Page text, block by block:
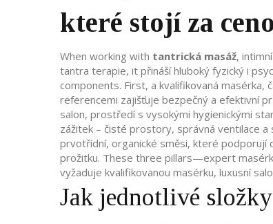
které stojí za
When working with tantrická masáž,
tantra terapie, it přináší hluboký fyzický i
components. First, a kvalifikovaná masérka,
referencemi zajišťuje bezpečný a efektivní
salon, prostředí s vysokými hygienickými
zážitek – čisté prostory, správná ventilace
prvotřídní, organické směsi, které podporují
prožitku. These three pillars—expert
vyžaduje kvalifikovanou masérku, luxusní
Jak jednotlivé